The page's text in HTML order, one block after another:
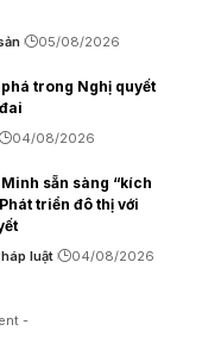
05/08/2026
trong Nghị quyết
04/08/2026
Minh sẵn sàng “kích
triển đô thị với
luật 04/08/2026
-